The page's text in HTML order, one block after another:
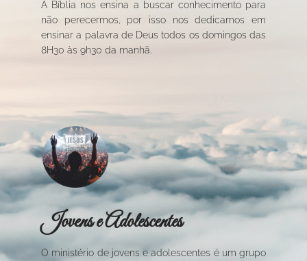
A Bíblia nos ensina a buscar conhecimento para
não perecermos, por isso nos dedicamos em
ensinar a palavra de Deus todos os domingos das
8H30 às 9h30 da manhã.
Jovens e Adolescentes
O ministério de jovens e adolescentes é um grupo